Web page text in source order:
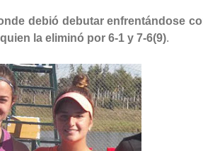
debió debutar enfrentándose
la eliminó por 6-1 y 7-6(9).